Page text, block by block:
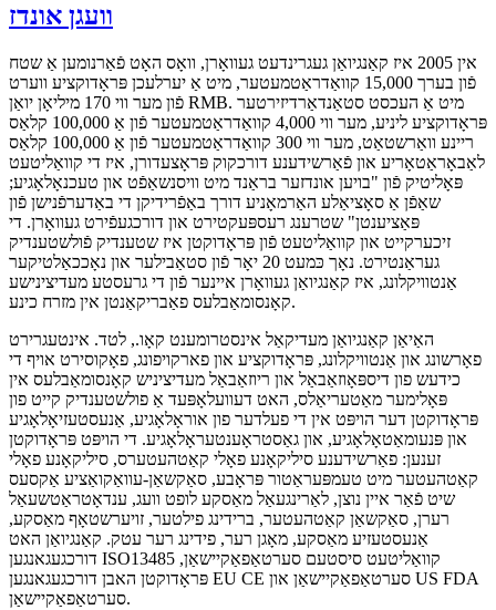
וועגן אונדז
אין 2005 איז קאַנגיואַן געגרינדעט געוואָרן, וואָס האָט פֿאַרנומען אַ שטח
פֿון בערך 15,000 קוואַדראַטמעטער, מיט אַ יערלעכן פּראָדוקציע ווערט
פֿון מער ווי 170 מיליאָן יואַן RMB. מיט אַ העכסט סטאַנדאַרדיזירטער
פּראָדוקציע ליניע, מער ווי 4,000 קוואַדראַטמעטער פֿון אַ 100,000 קלאַס
ריינע וואַרשטאַט, מער ווי 300 קוואַדראַטמעטער פֿון אַ 100,000 קלאַס
לאַבאָראַטאָריע און פֿאַרשידענע דורכקוק פּראָצעדורן, איז די קוואַליטעט
פּאָליטיק פֿון "בויען אונדזער בראַנד מיט וויסנשאַפֿט און טעכנאָלאָגיע;
שאַפֿן אַ סאָציאַלע האַרמאָניע דורך באַפֿרידיקן די באַדערפֿנישן פֿון
פּאַציענטן" שטרענג רעספּעקטירט און דורכגעפֿירט געוואָרן. די
זיכערקייט און קוואַליטעט פֿון פּראָדוקטן איז שטענדיק פֿולשטענדיק
געראַנטירט. נאָך כּמעט 20 יאָר פֿון סטאַבילער און נאָככאַלטיקער
אַנטוויקלונג, איז קאַנגיואַן געוואָרן איינער פֿון די גרעסטע מעדיצינישע
קאָנסומאַבלעס פאַבריקאַנטן אין מזרח כינע.
האַיאַן קאַנגיואַן מעדיקאַל אינסטרומענט קאָו., לטד. אינטעגרירט
פאָרשונג און אַנטוויקלונג, פּראָדוקציע און פארקויפונג, פאָקוסירט אויף די
כידעש פון דיספּאָוזאַבאַל און ריוזאַבאַל מעדיציניש קאָנסומאַבלעס אין
פּאָלימער מאַטעריאַלס, האט דעוועלאָפּעד אַ פולשטענדיק קייט פון
פּראָדוקטן דער הויפּט אין די פעלדער פון אוראָלאָגיע, אַנעסטעזיאָלאָגיע
און פּנעומאַטאָלאָגיע, און גאַסטראָענטעראָלאָגיע. די הויפּט פּראָדוקטן
זענען: פאַרשידענע סיליקאָנע פאָלי קאַטהעטערס, סיליקאָנע פאָלי
קאַטהעטער מיט טעמפּעראַטור פּראָבע, סאַקשאַן-עוואַקואַציע אַקסעס
שיט פֿאַר איין נוצן, לאַרינגעאַל מאַסקע לופט וועג, ענדאָטראַטשעאַל
רערן, סאַקשאַן קאַטהעטער, ברידינג פילטער, זויערשטאָף מאַסקע,
אַנעסטעזיע מאַסקע, מאָגן רער, פידינג רער עטק. קאַנגיואַן האט
דורכגעגאנגען ISO13485 קוואַליטעט סיסטעם סערטאַפאַקיישאַן,
פּראָדוקטן האבן דורכגעגאנגען EU CE סערטאַפאַקיישאַן און US FDA
סערטאַפאַקיישאַן.